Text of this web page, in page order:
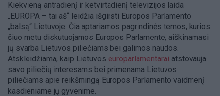
Kiekvieną antradienį ir ketvirtadienį televizijos laida
„EUROPA – tai aš“ leidžia išgirsti Europos Parlamento
„balsą“ Lietuvoje. Čia aptariamos pagrindinės temos, kurios
šiuo metu diskutuojamos Europos Parlamente, aiškinamasi
jų svarba Lietuvos piliečiams bei galimos naudos.
Atskleidžiama, kaip Lietuvos europarlamentarai atstovauja
savo piliečių interesams bei primenama Lietuvos
piliečiams apie reikšmingą Europos Parlamento vaidmenį
kasdieniame jų gyvenime.